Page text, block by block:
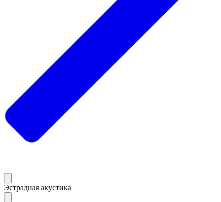
Эстрадная акустика